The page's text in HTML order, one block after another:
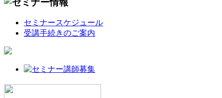
セミナースケジュール
受講手続きのご案内